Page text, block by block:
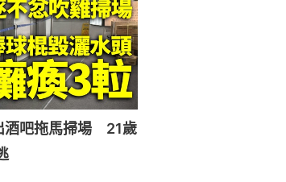
酒吧拖馬掃場 21歲